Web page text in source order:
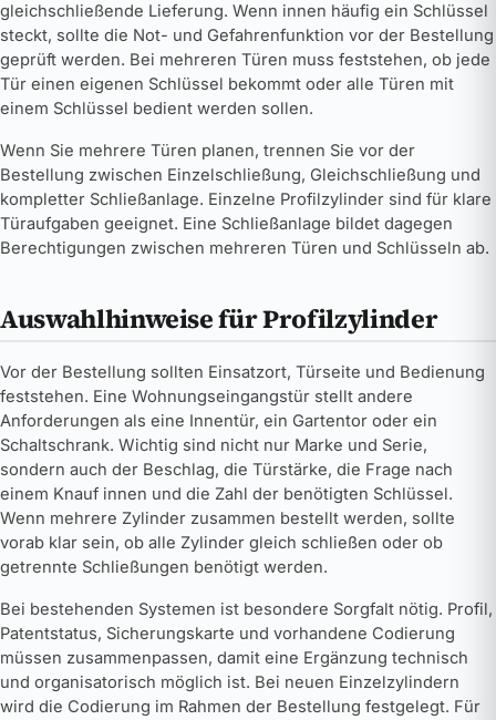
gleichschließende Lieferung. Wenn innen häufig ein Schlüssel
steckt, sollte die Not- und Gefahrenfunktion vor der Bestellung
geprüft werden. Bei mehreren Türen muss feststehen, ob jede
Tür einen eigenen Schlüssel bekommt oder alle Türen mit
einem Schlüssel bedient werden sollen.
Wenn Sie mehrere Türen planen, trennen Sie vor der
Bestellung zwischen Einzelschließung, Gleichschließung und
kompletter Schließanlage. Einzelne Profilzylinder sind für klare
Türaufgaben geeignet. Eine Schließanlage bildet dagegen
Berechtigungen zwischen mehreren Türen und Schlüsseln ab.
Auswahlhinweise für Profilzylinder
Vor der Bestellung sollten Einsatzort, Türseite und Bedienung
feststehen. Eine Wohnungseingangstür stellt andere
Anforderungen als eine Innentür, ein Gartentor oder ein
Schaltschrank. Wichtig sind nicht nur Marke und Serie,
sondern auch der Beschlag, die Türstärke, die Frage nach
einem Knauf innen und die Zahl der benötigten Schlüssel.
Wenn mehrere Zylinder zusammen bestellt werden, sollte
vorab klar sein, ob alle Zylinder gleich schließen oder ob
getrennte Schließungen benötigt werden.
Bei bestehenden Systemen ist besondere Sorgfalt nötig. Profil,
Patentstatus, Sicherungskarte und vorhandene Codierung
müssen zusammenpassen, damit eine Ergänzung technisch
und organisatorisch möglich ist. Bei neuen Einzelzylindern
wird die Codierung im Rahmen der Bestellung festgelegt. Für